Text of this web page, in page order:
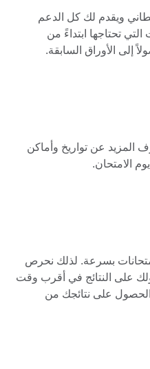
ويقدم لك كل الدعم
تحتاجها ابتداءً من
إلى الأوراق السابقة.
المزيد عن تواريخ وأماكن
الامتحان.
بسرعة. لذلك نحرص
على النتائج في أقرب وقت
على نتائجك من